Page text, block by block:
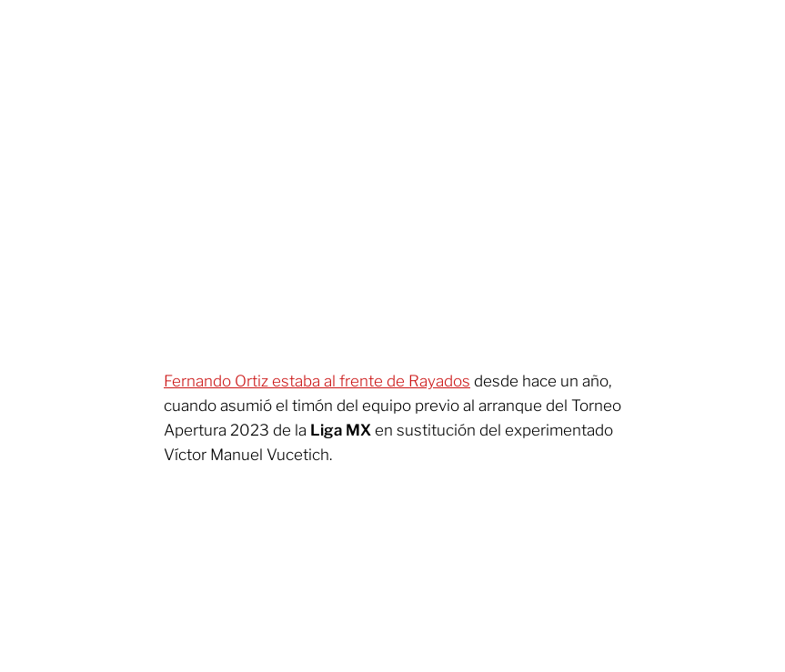
Fernando Ortiz estaba al frente de Rayados desde hace un año,
cuando asumió el timón del equipo previo al arranque del Torneo
Apertura 2023 de la Liga MX en sustitución del experimentado
Víctor Manuel Vucetich.